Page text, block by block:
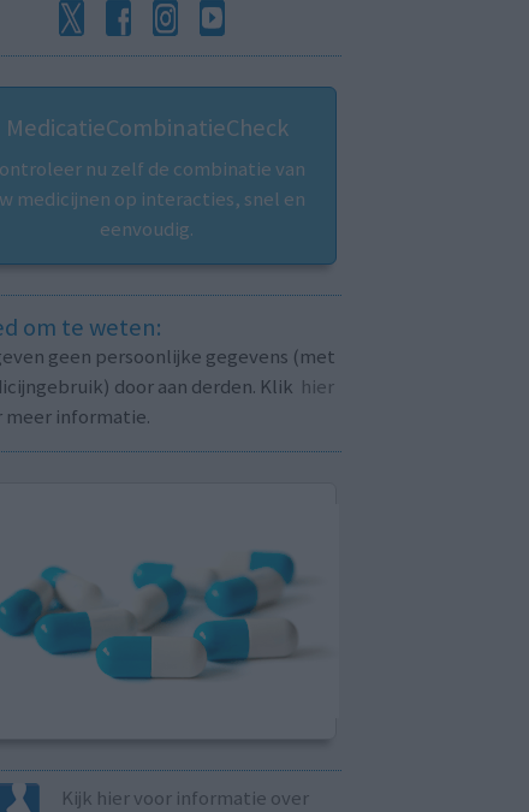
MedicatieCombinatieCheck
nu zelf de combinatie van
medicijnen op interacties, snel en
eenvoudig.
om te weten:
geen persoonlijke gegevens (met
door aan derden. Klik hier
meer informatie.
Kijk hier voor informatie over